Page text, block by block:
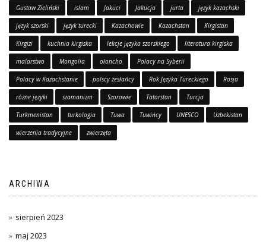
Gustaw Zieliński islam Jakuci Jakucja jurta język kazachski
język szorski język turecki Kazachowie Kazachstan Kirgistan
Kirgizi kuchnia kirgiska lekcje języka szorskiego literatura kirgiska
malarstwo Mongolia ołoncho Polacy na Syberii
Polacy w Kazachstanie polscy zesłańcy Rok Języka Tureckiego Rosja
różne języki szamanizm Szorowie Tatarstan Turcja
Turkmenistan turkologia Tuwa Tuwińcy UNESCO Uzbekistan
wierzenia tradycyjne zwierzęta
ARCHIWA
sierpień 2023
maj 2023